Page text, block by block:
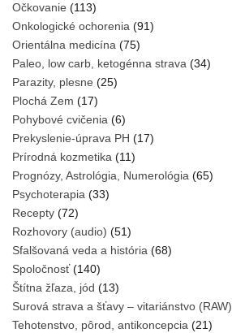
Očkovanie (113)
Onkologické ochorenia (91)
Orientálna medicína (75)
Paleo, low carb, ketogénna strava (34)
Parazity, plesne (25)
Plochá Zem (17)
Pohybové cvičenia (6)
Prekyslenie-úprava PH (17)
Prírodná kozmetika (11)
Prognózy, Astrológia, Numerológia (65)
Psychoterapia (33)
Recepty (72)
Rozhovory (audio) (51)
Sfalšovaná veda a história (68)
Spoločnosť(140)
Štítna žľaza, jód (13)
Surová strava a šťavy – vitariánstvo (RAW)
Tehotenstvo, pôrod, antikoncepcia (21)